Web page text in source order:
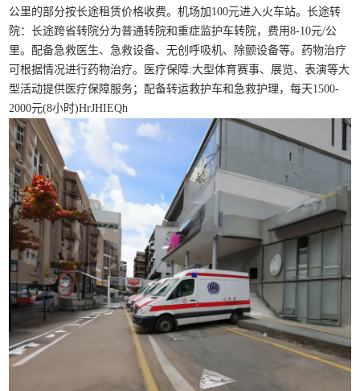
公里的部分按长途租赁价格收费。机场加100元进入火车站。长途转
院：长途跨省转院分为普通转院和重症监护车转院，费用8-10元/公
里。配备急救医生、急救设备、无创呼吸机、除颤设备等。药物治疗
可根据情况进行药物治疗。医疗保障:大型体育赛事、展览、表演等大
型活动提供医疗保障服务；配备转运救护车和急救护理，每天1500-
2000元(8小时)HrJHIEQh